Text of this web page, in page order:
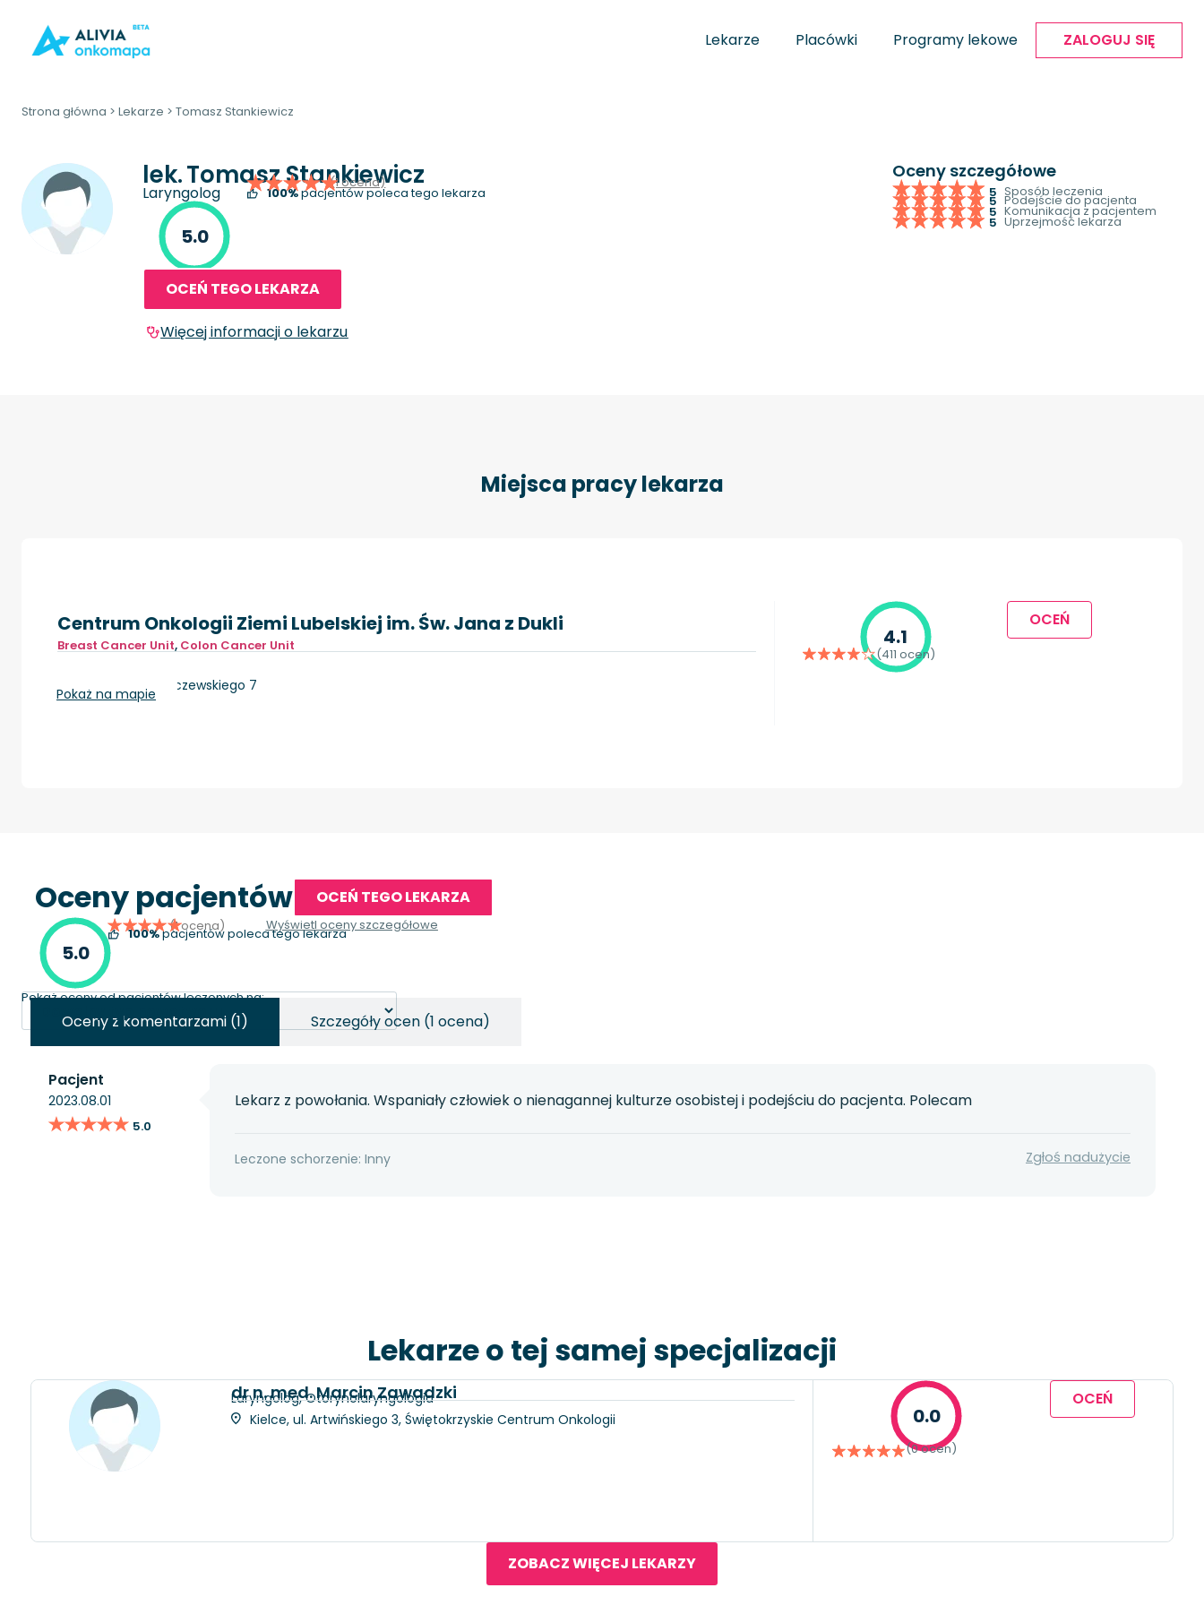
Lekarze Placówki Programy lekowe ZALOGUJ SIĘ
Strona główna > Lekarze > Tomasz Stankiewicz
lek.Tomasz Stankiewicz
Laryngolog
5.0
(1 ocena)
100%pacjentów poleca tego lekarza
OCEŃ TEGO LEKARZA
Więcej informacji o lekarzu
Oceny szczegółowe
5 Sposób leczenia
5 Podejście do pacjenta
5 Komunikacja z pacjentem
5 Uprzejmość lekarza
Miejsca pracy lekarza
Centrum Onkologii Ziemi Lubelskiej im. Św. Jana z Dukli
Breast Cancer Unit, Colon Cancer Unit
Lublin, ul. dr K. Jaczewskiego 7
Pokaż na mapie
4.1
(411 ocen)
OCEŃ
Oceny pacjentów OCEŃ TEGO LEKARZA
5.0
(1 ocena)
100%pacjentów poleca tego lekarza
Wyświetl oceny szczegółowe
Pokaż oceny od pacjentów leczonych na:
Oceny z komentarzami (1) Szczegóły ocen (1 ocena)
Pacjent
2023.08.01
★★★★★
★★★★★ 5.0
Lekarz z powołania. Wspaniały człowiek o nienagannej kulturze osobistej i podejściu do pacjenta. Polecam
Leczone schorzenie: Inny Zgłoś nadużycie
Lekarze o tej samej specjalizacji
dr n. med. Marcin Zawadzki
Laryngolog, Otorynolaryngologia
Kielce, ul. Artwińskiego 3, Świętokrzyskie Centrum Onkologii
0.0
(0 ocen)
OCEŃ
ZOBACZ WIĘCEJ LEKARZY